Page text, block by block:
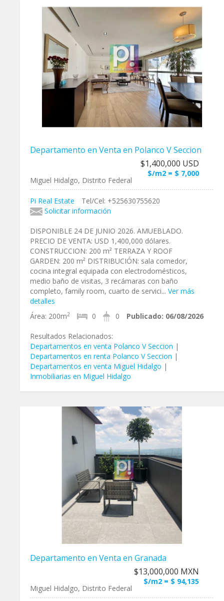
Departamento en Venta en Polanco V Seccion
$1,400,000 USD
$/m2 = $ 7,000
Miguel Hidalgo, Distrito Federal
Pi Real Estate
Tel/Cel: +525630755620
Solicitar información
DISPONIBLE 24 DE JUNIO 2026. AMUEBLADO.
PRECIO DE VENTA: USD 1,400,000 dólares.
CONSTRUCCION: 200 m² TERRAZA Y ROOF
GARDEN: 200 m² DISTRIBUCIÓN: sala comedor,
cocina integral equipada con electrodomésticos,
medio baño de visitas, 3 recámaras con baño
completo, family room, cuarto de servici... Ver más
detalles
Área: 200m2 0 0 Publicado: 06/08/2026
Resultados Relacionados:
Departamentos en venta Polanco V Seccion |
Departamentos en renta Polanco V Seccion |
Departamentos en venta Miguel Hidalgo |
Inmobiliarias en Miguel Hidalgo
Departamento en Venta en Granada
$13,000,000 MXN
$/m2 = $ 94,135
Miguel Hidalgo, Distrito Federal